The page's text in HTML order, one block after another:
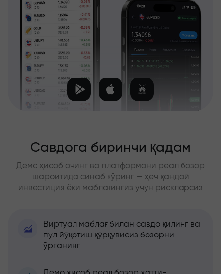
Савдога биринчи қадам
Демо ҳисоб очинг ва платформани реал бозор
шароитида синаб кўринг — ҳеч қандай
инвестиция ёки маблағингиз учун рискларсиз
Виртуал маблағ билан савдо қилинг ва
пул йўқотиш қўрқувисиз бозорни
ўрганинг